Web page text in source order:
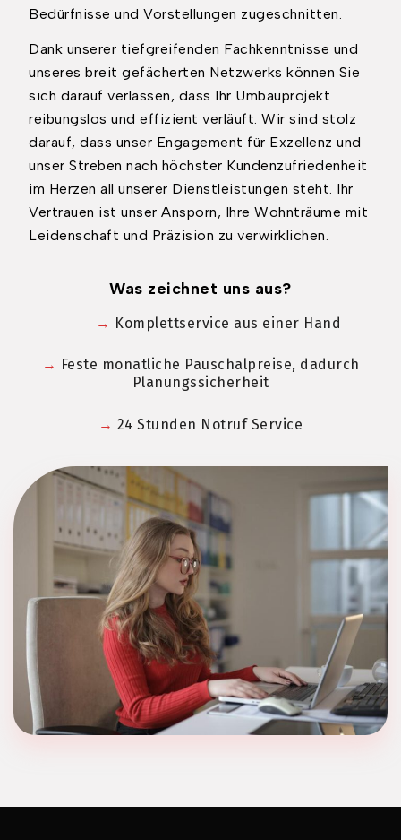
Bedürfnisse und Vorstellungen zugeschnitten.
Dank unserer tiefgreifenden Fachkenntnisse und
unseres breit gefächerten Netzwerks können Sie
sich darauf verlassen, dass Ihr Umbauprojekt
reibungslos und effizient verläuft. Wir sind stolz
darauf, dass unser Engagement für Exzellenz und
unser Streben nach höchster Kundenzufriedenheit
im Herzen all unserer Dienstleistungen steht. Ihr
Vertrauen ist unser Ansporn, Ihre Wohnträume mit
Leidenschaft und Präzision zu verwirklichen.
Was zeichnet uns aus?
→ Komplettservice aus einer Hand
→ Feste monatliche Pauschalpreise, dadurch
Planungssicherheit
→ 24 Stunden Notruf Service